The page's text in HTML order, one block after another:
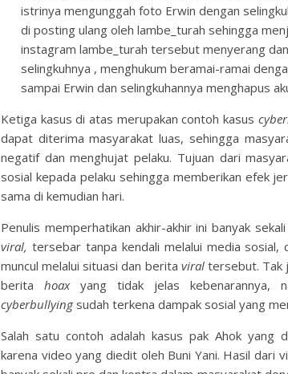
istrinya mengunggah foto Erwin dengan
di posting ulang oleh lambe_turah sehingga
instagram lambe_turah tersebut menyerang
selingkuhnya , menghukum beramai-ramai
sampai Erwin dan selingkuhannya menghapus
Ketiga kasus di atas merupakan contoh kasus
dapat diterima masyarakat luas, sehingga
negatif dan menghujat pelaku. Tujuan dari
sosial kepada pelaku sehingga memberikan efek
sama di kemudian hari.
Penulis memperhatikan akhir-akhir ini banyak
viral, tersebar tanpa kendali melalui media sosial,
muncul melalui situasi dan berita viral tersebut. Tak
berita hoaxyang tidak jelas kebenarannya,
cyberbullying sudah terkena dampak sosial yang
Salah satu contoh adalah kasus pak Ahok yang
karena video yang diedit oleh Buni Yani. Hasil